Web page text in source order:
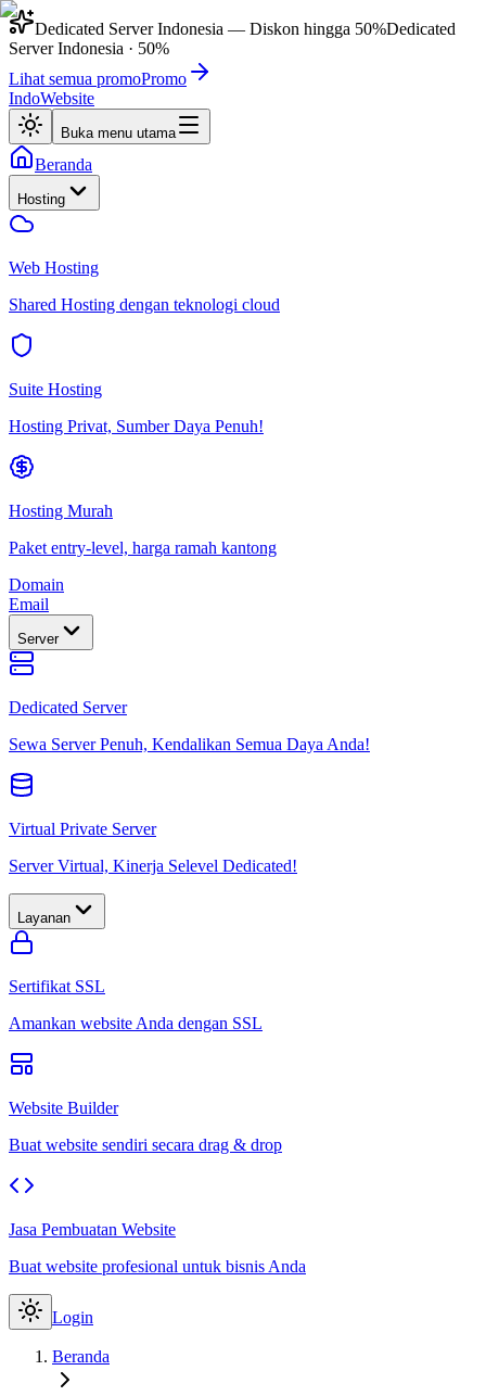
Dedicated Server Indonesia — Diskon hingga 50%Dedicated
Server Indonesia · 50%
Lihat semua promoPromo
IndoWebsite
Buka menu utama
Beranda
Hosting
Web Hosting
Shared Hosting dengan teknologi cloud
Suite Hosting
Hosting Privat, Sumber Daya Penuh!
Hosting Murah
Paket entry-level, harga ramah kantong
Domain
Email
Server
Dedicated Server
Sewa Server Penuh, Kendalikan Semua Daya Anda!
Virtual Private Server
Server Virtual, Kinerja Selevel Dedicated!
Layanan
Sertifikat SSL
Amankan website Anda dengan SSL
Website Builder
Buat website sendiri secara drag & drop
Jasa Pembuatan Website
Buat website profesional untuk bisnis Anda
Login
Beranda